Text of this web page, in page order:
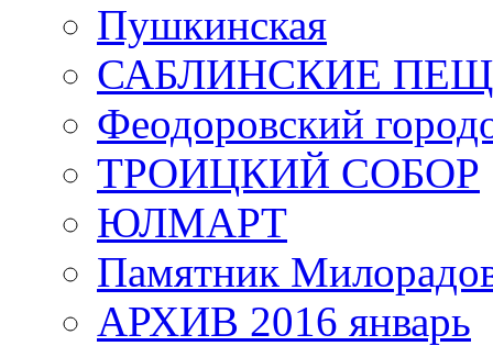
Пушкинская
САБЛИНСКИЕ
Феодоровский
ТРОИЦКИЙ СОБОР
ЮЛМАРТ
Памятник
АРХИВ 2016 январь